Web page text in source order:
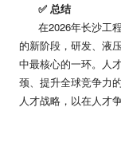
✅ 总结
在2026年长沙工
的新阶段，研发、液
中最核心的一环。人
颈、提升全球竞争力
人才战略，以在人才